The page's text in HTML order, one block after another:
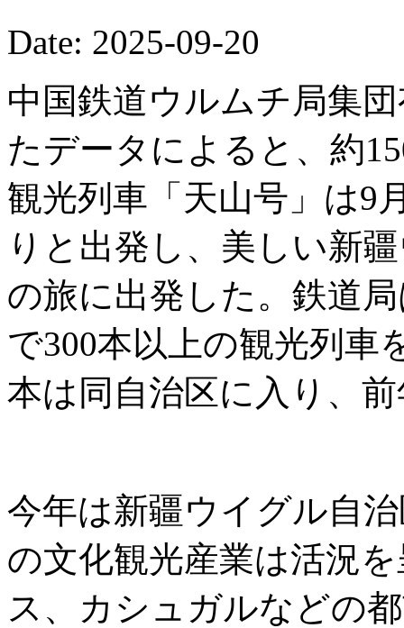
Date: 2025-09-20
中国鉄道ウルムチ局集
たデータによると、約
観光列車「天山号」は9
りと出発し、美しい新
の旅に出発した。鉄道
で300本以上の観光列車
本は同自治区に入り、
今年は新疆ウイグル自
の文化観光産業は活況
ス、カシュガルなどの